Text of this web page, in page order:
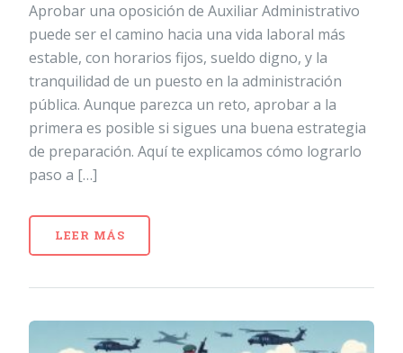
Aprobar una oposición de Auxiliar Administrativo
puede ser el camino hacia una vida laboral más
estable, con horarios fijos, sueldo digno, y la
tranquilidad de un puesto en la administración
pública. Aunque parezca un reto, aprobar a la
primera es posible si sigues una buena estrategia
de preparación. Aquí te explicamos cómo lograrlo
paso a […]
LEER MÁS